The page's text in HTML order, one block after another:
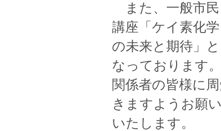
また、一般市民
講座「ケイ素化学
の未来と期待」
なっております
関係者の皆様に
きますようお願
いたします。